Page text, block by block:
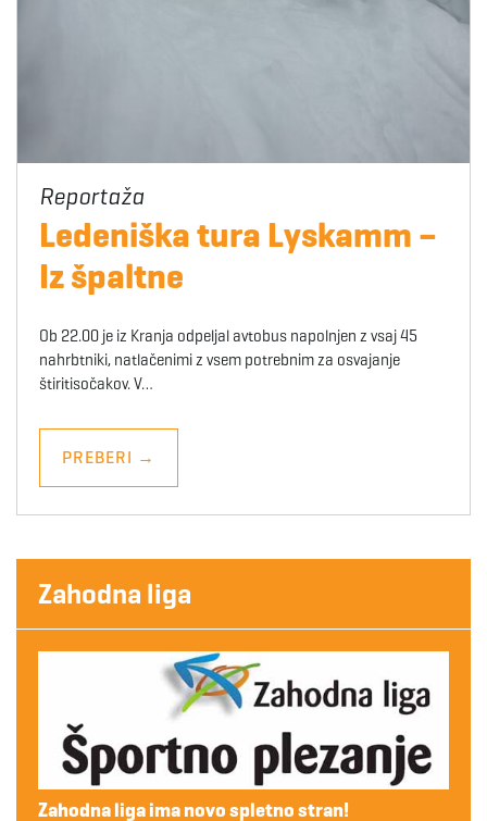
Ledeniška tura Lyskamm –
Iz špaltne
Ob 22.00 je iz Kranja odpeljal avtobus napolnjen z vsaj 45
nahrbtniki, natlačenimi z vsem potrebnim za osvajanje
štiritisočakov. V…
PREBERI →
Zahodna liga
Zahodna liga ima novo spletno stran!